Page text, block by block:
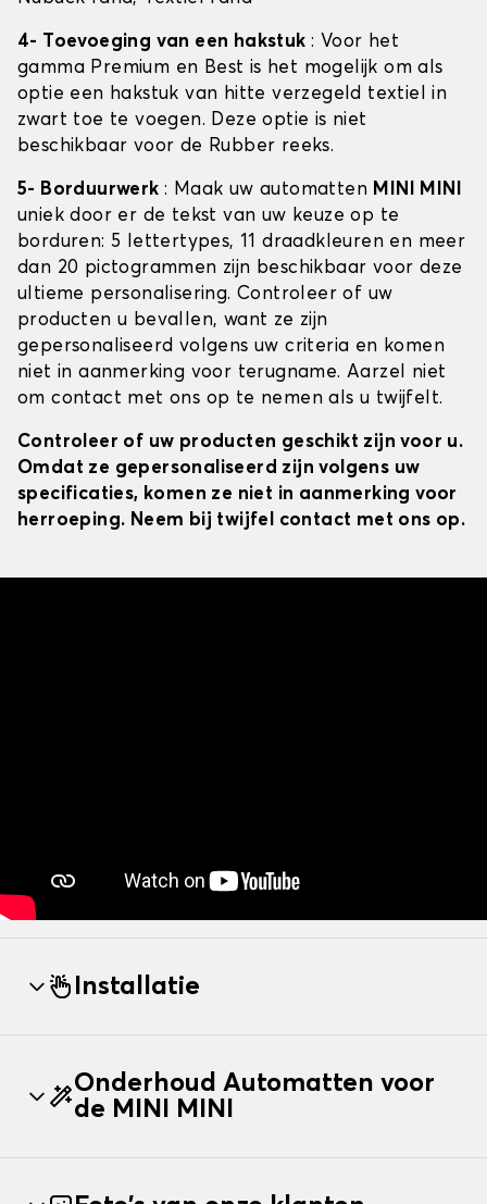
4- Toevoeging van een hakstuk : Voor het
gamma Premium en Best is het mogelijk om als
optie een hakstuk van hitte verzegeld textiel in
zwart toe te voegen. Deze optie is niet
beschikbaar voor de Rubber reeks.
5- Borduurwerk : Maak uw automatten MINI MINI
uniek door er de tekst van uw keuze op te
borduren: 5 lettertypes, 11 draadkleuren en meer
dan 20 pictogrammen zijn beschikbaar voor deze
ultieme personalisering. Controleer of uw
producten u bevallen, want ze zijn
gepersonaliseerd volgens uw criteria en komen
niet in aanmerking voor terugname. Aarzel niet
om contact met ons op te nemen als u twijfelt.
Controleer of uw producten geschikt zijn voor u.
Omdat ze gepersonaliseerd zijn volgens uw
specificaties, komen ze niet in aanmerking voor
herroeping. Neem bij twijfel contact met ons op.
Installatie
Onderhoud Automatten voor
de MINI MINI